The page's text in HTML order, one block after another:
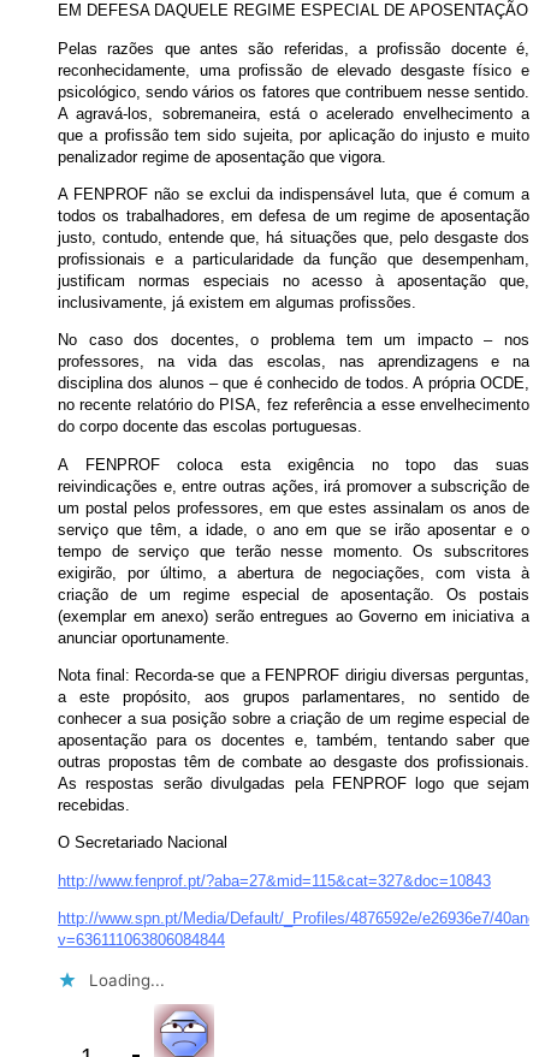
EM DEFESA DAQUELE REGIME ESPECIAL DE APOSENTAÇÃO
Pelas razões que antes são referidas, a profissão docente é,
reconhecidamente, uma profissão de elevado desgaste físico e
psicológico, sendo vários os fatores que contribuem nesse sentido.
A agravá-los, sobremaneira, está o acelerado envelhecimento a
que a profissão tem sido sujeita, por aplicação do injusto e muito
penalizador regime de aposentação que vigora.
A FENPROF não se exclui da indispensável luta, que é comum a
todos os trabalhadores, em defesa de um regime de aposentação
justo, contudo, entende que, há situações que, pelo desgaste dos
profissionais e a particularidade da função que desempenham,
justificam normas especiais no acesso à aposentação que,
inclusivamente, já existem em algumas profissões.
No caso dos docentes, o problema tem um impacto – nos
professores, na vida das escolas, nas aprendizagens e na
disciplina dos alunos – que é conhecido de todos. A própria OCDE,
no recente relatório do PISA, fez referência a esse envelhecimento
do corpo docente das escolas portuguesas.
A FENPROF coloca esta exigência no topo das suas
reivindicações e, entre outras ações, irá promover a subscrição de
um postal pelos professores, em que estes assinalam os anos de
serviço que têm, a idade, o ano em que se irão aposentar e o
tempo de serviço que terão nesse momento. Os subscritores
exigirão, por último, a abertura de negociações, com vista à
criação de um regime especial de aposentação. Os postais
(exemplar em anexo) serão entregues ao Governo em iniciativa a
anunciar oportunamente.
Nota final: Recorda-se que a FENPROF dirigiu diversas perguntas,
a este propósito, aos grupos parlamentares, no sentido de
conhecer a sua posição sobre a criação de um regime especial de
aposentação para os docentes e, também, tentando saber que
outras propostas têm de combate ao desgaste dos profissionais.
As respostas serão divulgadas pela FENPROF logo que sejam
recebidas.
O Secretariado Nacional
http://www.fenprof.pt/?aba=27&mid=115&cat=327&doc=10843
http://www.spn.pt/Media/Default/_Profiles/4876592e/e26936e7/
v=636111063806084844
Loading...